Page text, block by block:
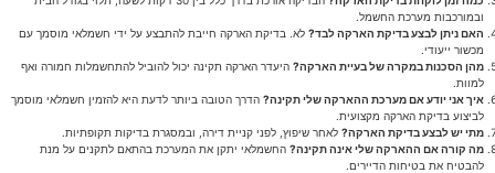
ובמורכבות מערכת החשמל.
האם ניתן לבצע בדיקת הארקה לבד? לא. בדיקת הארקה חייבת להתבצע על ידי חשמלאי מוסמך עם
מכשור ייעודי.
מהן הסכנות במקרה של בעיית הארקה? היעדר הארקה תקינה יכול להוביל להתחשמלות חמורה ואף
למוות.
איך אני יודע אם מערכת ההארקה שלי תקינה? הדרך הטובה ביותר לדעת היא להזמין חשמלאי מוסמך
לביצוע בדיקת הארקה מקצועית.
מתי יש לבצע בדיקת הארקה? לאחר שיפוץ, לפני קניית דירה, ובמסגרת בדיקות תקופתיות.
מה קורה אם ההארקה שלי אינה תקינה? החשמלאי יתקן את המערכת בהתאם לתקנים על מנת
להבטיח את בטיחות הדיירים.